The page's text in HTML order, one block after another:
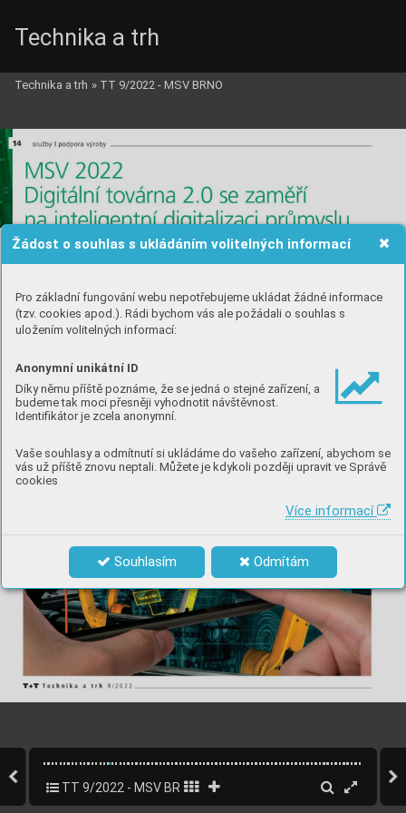
Žádost o souhlas s ukládáním volitelných informací
Pro základní fungování webu nepotřebujeme ukládat žádné informace
(tzv. cookies apod.). Rádi bychom vás ale požádali o souhlas s
uložením volitelných informací:
Anonymní unikátní ID
Díky němu příště poznáme, že se jedná o stejné zařízení, a
budeme tak moci přesněji vyhodnotit návštěvnost.
Identifikátor je zcela anonymní.
Vaše souhlasy a odmítnutí si ukládáme do vašeho zařízení, abychom se
vás už příště znovu neptali. Můžete je kdykoli později upravit ve Správě
cookies
Více informací
Souhlasím Odmítám
Technika a trh
Technika a trh » TT 9/2022 - MSV BRNO
TT 9/2022 - MSV BRNO 16